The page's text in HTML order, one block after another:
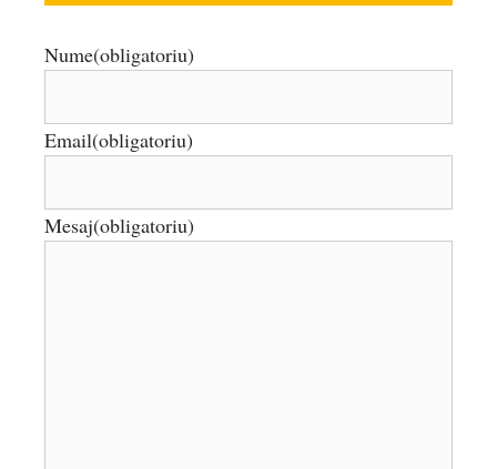
Nume(obligatoriu)
Email(obligatoriu)
Mesaj(obligatoriu)